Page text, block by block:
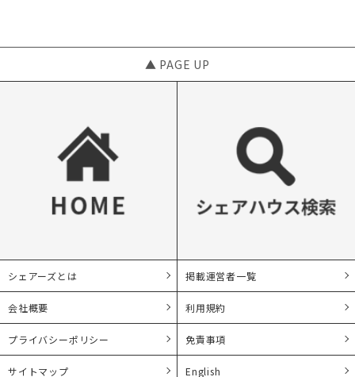
▲ PAGE UP
シェアーズとは 掲載運営者一覧
会社概要 利用規約
プライバシーポリシー 免責事項
サイトマップ English